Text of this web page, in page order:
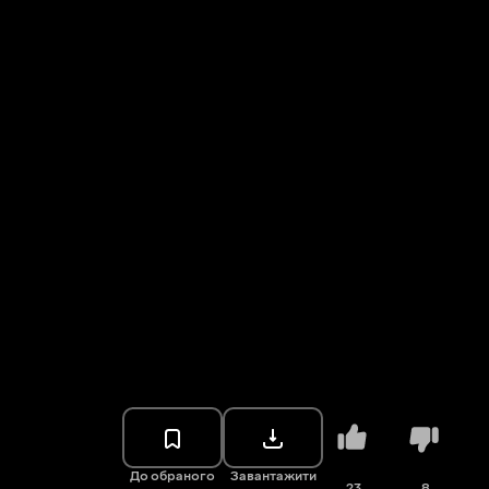
До обраного Завантажити